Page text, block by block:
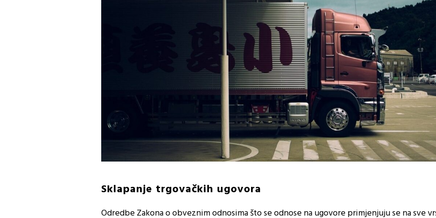
Sklapanje trgovačkih ugovora
Odredbe Zakona o obveznim odnosima što se odnose na ugovore primjenjuju se na sve